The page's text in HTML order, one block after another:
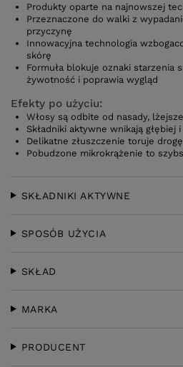
Produkty oparte na najnowszej
Przeznaczone do walki z
przyczynę
Innowacyjna technologia
skórę
Formuła blokuje oznaki starzenia
żywotność i poprawia wygląd
Efekty po użyciu:
Włosy są odbite od nasady,
Składniki aktywne wnikają głębiej
Delikatne złuszczenie toruje
Pobudzone mikrokrążenie to
SKŁADNIKI AKTYWNE
SPOSÓB UŻYCIA
SKŁAD
MARKA
PRODUCENT